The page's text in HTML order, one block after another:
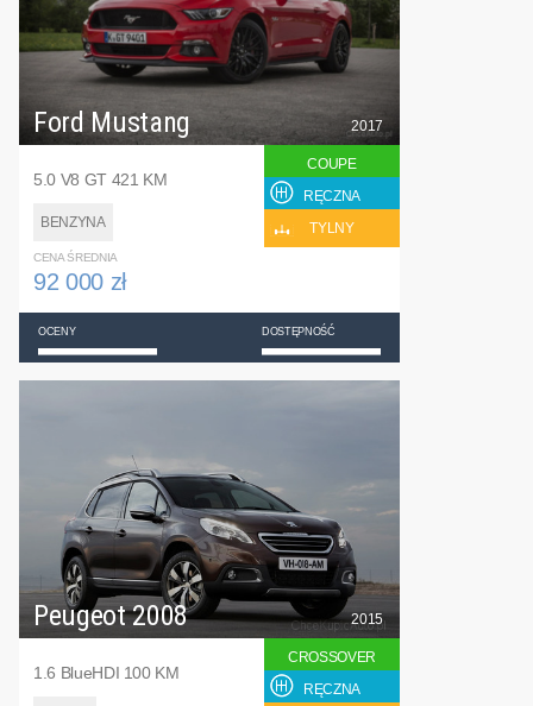
Ford Mustang
5.0 V8 GT 421 KM
BENZYNA
2017
COUPE
RĘCZNA
TYLNY
CENA ŚREDNIA
92 000 zł
OCENY DOSTĘPNOŚĆ
Peugeot 2008
1.6 BlueHDI 100 KM
2015
CROSSOVER
RĘCZNA